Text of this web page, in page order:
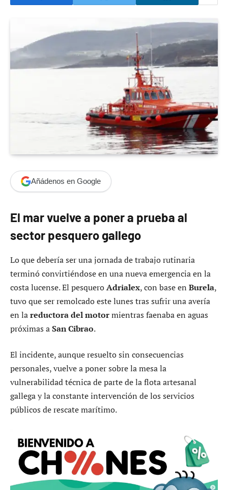
Añádenos en Google
El mar vuelve a poner a prueba al
sector pesquero gallego
Lo que debería ser una jornada de trabajo rutinaria
terminó convirtiéndose en una nueva emergencia en la
costa lucense. El pesqueroAdrialex, con base en Burela,
tuvo que ser remolcado este lunes tras sufrir una avería
en lareductora del motormientras faenaba en aguas
próximas aSan Cibrao.
El incidente, aunque resuelto sin consecuencias
personales, vuelve a poner sobre la mesa la
vulnerabilidad técnica de parte de la flota artesanal
gallega y la constante intervención de los servicios
públicos de rescate marítimo.